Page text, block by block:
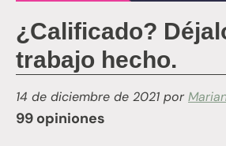
¿Calificado?
trabajo hecho.
14 de diciembre de 2021 por
99 opiniones